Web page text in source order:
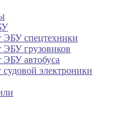
ЭБУ спецтехники
ЭБУ грузовиков
ЭБУ автобуса
судовой электроники